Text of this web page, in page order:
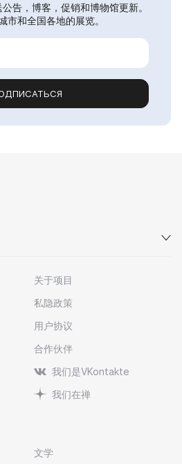
告，博客，促销和博物馆更新。
市和全国各地的展览。
关于项目
私隐政策
用户协议
合作伙伴
我们是VKontakte
我们在禅
文学